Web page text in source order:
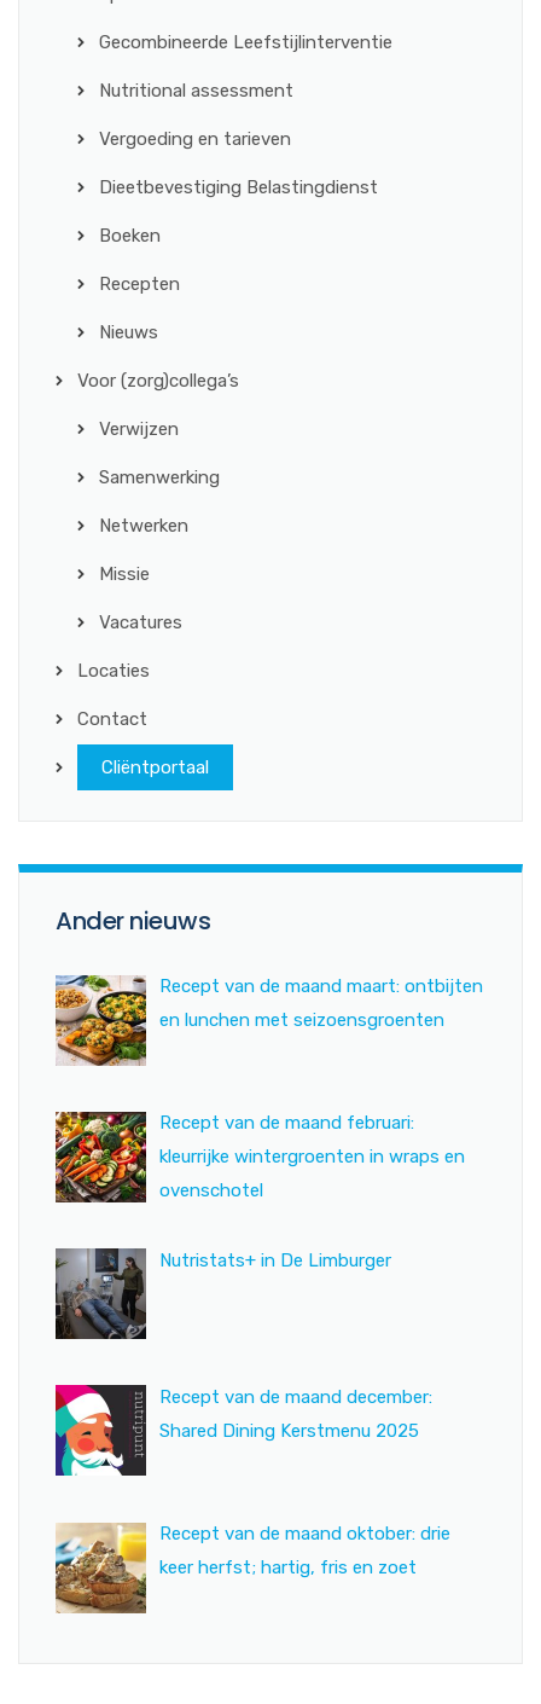
Gecombineerde Leefstijlinterventie
Nutritional assessment
Vergoeding en tarieven
Dieetbevestiging Belastingdienst
Boeken
Recepten
Nieuws
Voor (zorg)collega’s
Verwijzen
Samenwerking
Netwerken
Missie
Vacatures
Locaties
Contact
Cliëntportaal
Ander nieuws
Recept van de maand maart: ontbijten
en lunchen met seizoensgroenten
Recept van de maand februari:
kleurrijke wintergroenten in wraps en
ovenschotel
Nutristats+ in De Limburger
Recept van de maand december:
Shared Dining Kerstmenu 2025
Recept van de maand oktober: drie
keer herfst; hartig, fris en zoet